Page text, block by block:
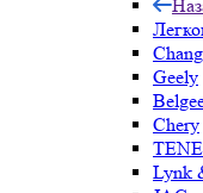
Geely
Chery
Lynk